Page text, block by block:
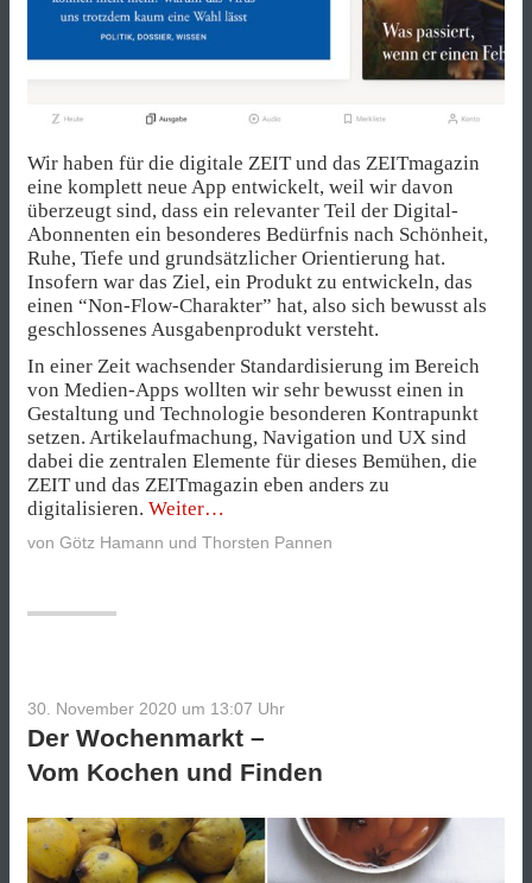
Wir haben für die digitale ZEIT und das ZEITmagazin
eine komplett neue App entwickelt, weil wir davon
überzeugt sind, dass ein relevanter Teil der Digital-
Abonnenten ein besonderes Bedürfnis nach Schönheit,
Ruhe, Tiefe und grundsätzlicher Orientierung hat.
Insofern war das Ziel, ein Produkt zu entwickeln, das
einen “Non-Flow-Charakter” hat, also sich bewusst als
geschlossenes Ausgabenprodukt versteht.
In einer Zeit wachsender Standardisierung im Bereich
von Medien-Apps wollten wir sehr bewusst einen in
Gestaltung und Technologie besonderen Kontrapunkt
setzen. Artikelaufmachung, Navigation und UX sind
dabei die zentralen Elemente für dieses Bemühen, die
ZEIT und das ZEITmagazin eben anders zu
digitalisieren. Weiter„Die
ZEIT-
von Götz Hamann und Thorsten Pannen
30. November 2020 um 13:07 Uhr
Der Wochenmarkt –
Vom Kochen und Finden